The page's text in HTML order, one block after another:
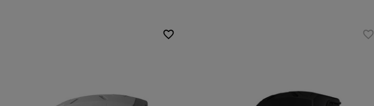
TÜV,City Crash